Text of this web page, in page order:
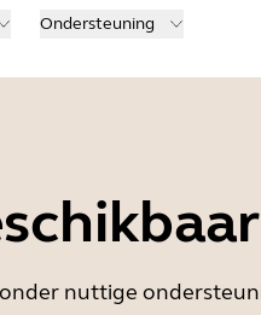
Ondersteuning
nuttige